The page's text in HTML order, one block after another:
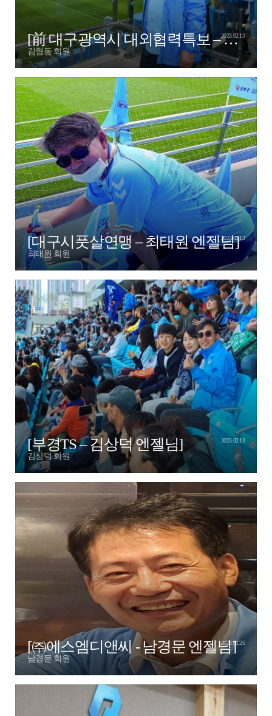
[前 대구광역시 대외협력특보 – 김형동 엔젤님]
김형동 회원
2023.02.13
[대구시풋살연맹 – 최태원 엔젤님]
최태원 회원
2023.02.13
[부경TS – 김상덕 엔젤님]
김상덕 회원
2023.02.13
[㈜에스엠디앤씨 - 남경문 엔젤님]
남경문 회원
2023.01.26